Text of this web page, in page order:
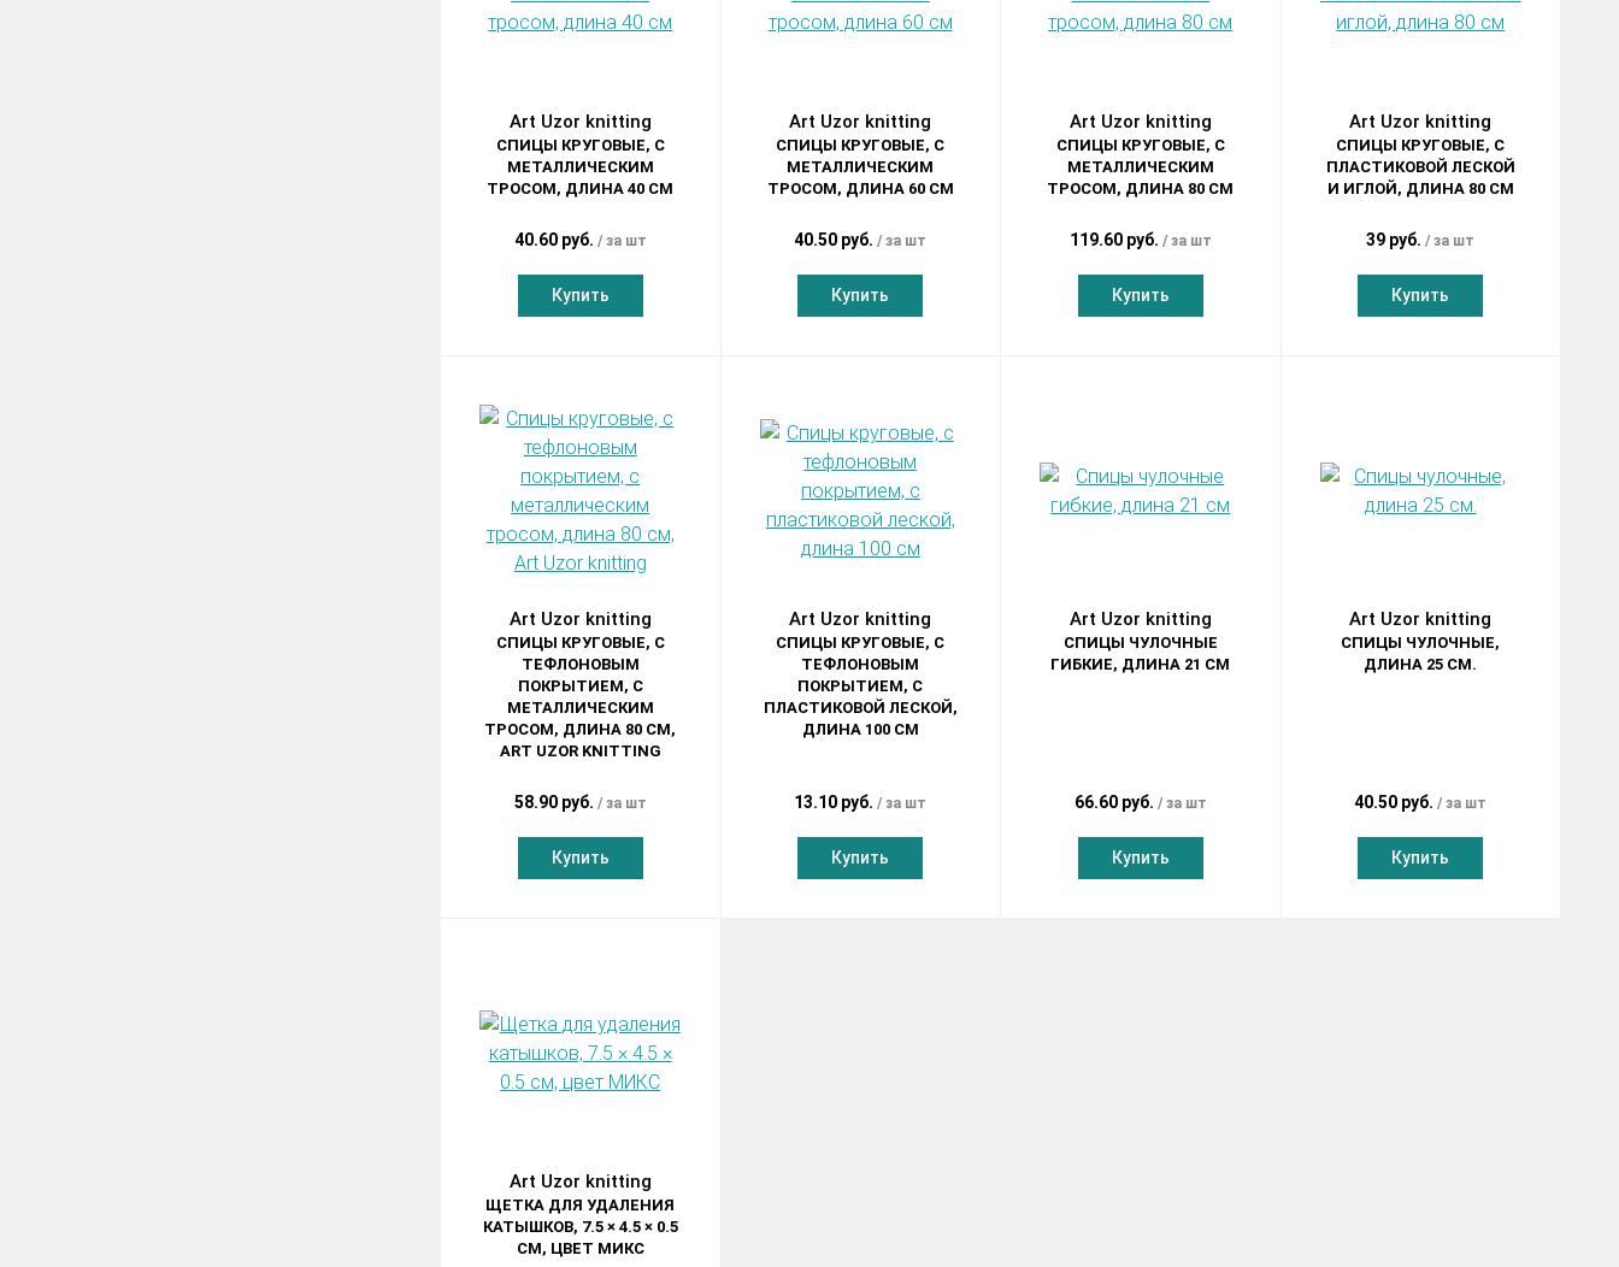
Art Uzor knitting
СПИЦЫ КРУГОВЫЕ, С
МЕТАЛЛИЧЕСКИМ
ТРОСОМ, ДЛИНА 40 СМ
40.60 руб. за шт
Купить
Art Uzor knitting
СПИЦЫ КРУГОВЫЕ, С
МЕТАЛЛИЧЕСКИМ
ТРОСОМ, ДЛИНА 60 СМ
40.50 руб. за шт
Купить
Art Uzor knitting
СПИЦЫ КРУГОВЫЕ, С
МЕТАЛЛИЧЕСКИМ
ТРОСОМ, ДЛИНА 80 СМ
119.60 руб. за шт
Купить
Art Uzor knitting
СПИЦЫ КРУГОВЫЕ, С
ПЛАСТИКОВОЙ ЛЕСКОЙ
И ИГЛОЙ, ДЛИНА 80 СМ
39 руб. за шт
Купить
Art Uzor knitting
СПИЦЫ КРУГОВЫЕ, С
ТЕФЛОНОВЫМ
ПОКРЫТИЕМ, С
МЕТАЛЛИЧЕСКИМ
ТРОСОМ, ДЛИНА 80 СМ,
ART UZOR KNITTING
58.90 руб. за шт
Купить
Art Uzor knitting
СПИЦЫ КРУГОВЫЕ, С
ТЕФЛОНОВЫМ
ПОКРЫТИЕМ, С
ПЛАСТИКОВОЙ ЛЕСКОЙ,
ДЛИНА 100 СМ
13.10 руб. за шт
Купить
Art Uzor knitting
СПИЦЫ ЧУЛОЧНЫЕ
ГИБКИЕ, ДЛИНА 21 СМ
66.60 руб. за шт
Купить
Art Uzor knitting
СПИЦЫ ЧУЛОЧНЫЕ,
ДЛИНА 25 СМ.
40.50 руб. за шт
Купить
Art Uzor knitting
ЩЕТКА ДЛЯ УДАЛЕНИЯ
КАТЫШКОВ, 7.5 × 4.5 × 0.5
СМ, ЦВЕТ МИКС